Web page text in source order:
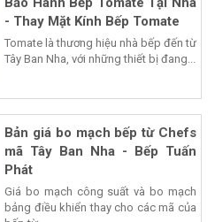
Bảo Hành Bếp Tomate Tại Nhà
- Thay Mặt Kính Bếp Tomate
Tomate là thương hiệu nhà bếp đến từ
Tây Ban Nha, với những thiết bị đang...
Bản giá bo mạch bếp từ Chefs
mã Tây Ban Nha - Bếp Tuấn
Phát
Giá bo mạch công suất và bo mạch
bảng điều khiển thay cho các mã của